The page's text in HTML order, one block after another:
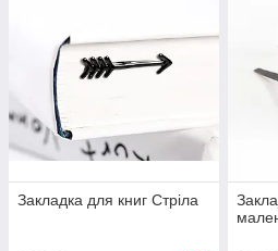
Закладка для книг Стріла